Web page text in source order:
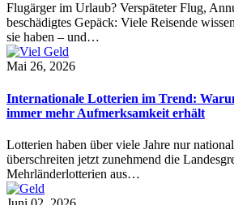
Flugärger im Urlaub? Verspäteter Flug,
beschädigtes Gepäck: Viele Reisende
sie haben – und…
Mai 26, 2026
Internationale Lotterien im Trend:
immer mehr Aufmerksamkeit erhält
Lotterien haben über viele Jahre nur
überschreiten jetzt zunehmend die
Mehrländerlotterien aus…